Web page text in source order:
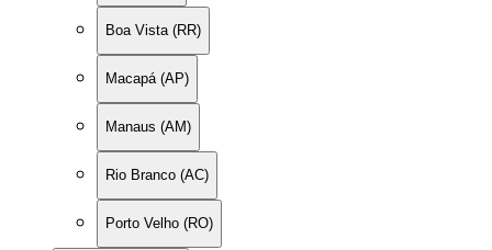
Boa Vista (RR)
Macapá (AP)
Manaus (AM)
Rio Branco (AC)
Porto Velho (RO)